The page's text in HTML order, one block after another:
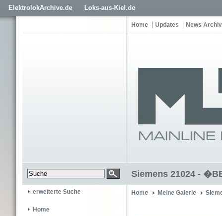
ElektrolokArchive.de Loks-aus-Kiel.de
Home Updates News Archiv
Siemens 21024 -
erweiterte Suche
Home
Home Meine Galerie